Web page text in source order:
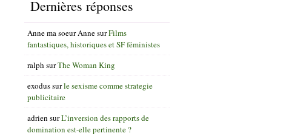
Dernières réponses
Anne ma soeur AnnesurFilms
fantastiques, historiques et SF féministes
ralph surThe Woman King
exodussurle sexisme comme strategie
publicitaire
adrien surL’inversion des rapports de
domination est-elle pertinente ?